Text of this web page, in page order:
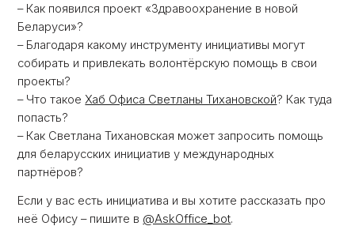
– Как появился проект «Здравоохранение в новой
Беларуси»?
– Благодаря какому инструменту инициативы могут
собирать и привлекать волонтёрскую помощь в свои
проекты?
– Что такоеХаб Офиса Светланы Тихановской? Как туда
попасть?
– Как Светлана Тихановская может запросить помощь
для беларусских инициатив у международных
партнёров?
Если у вас есть инициатива и вы хотите рассказать про
неё Офису – пишите в @AskOffice_bot.